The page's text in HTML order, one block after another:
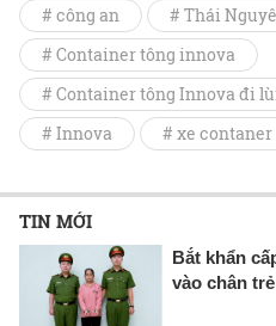
# công an
# Thái
# Container tông innova
# Container tông Innova đi
# Innova
# xe contaner
TIN MỚI
Bắt khẩn
vào chân